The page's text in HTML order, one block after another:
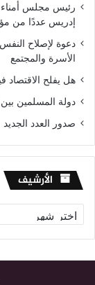
رئيس مجلس أمناء
إدريس عددًا من
دعوة لإصلاح
الأسرة والمجتمع
هل يفلح الاقتصاد
دولة المسلمين
صدور العدد
الأرشيف